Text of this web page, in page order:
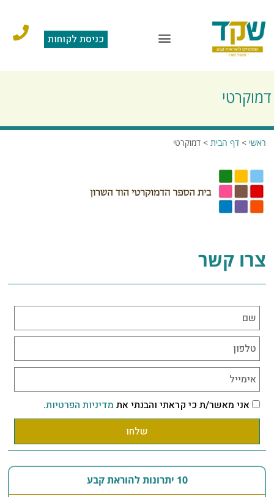
כניסת לקוחות
דמוקרטי
ראשי >דף הבית >דמוקרטי
צרו קשר
אני מאשר/ת כי קראתי והבנתי את מדיניות הפרטיות.
שלחו
10 יתרונות להוראת קבע